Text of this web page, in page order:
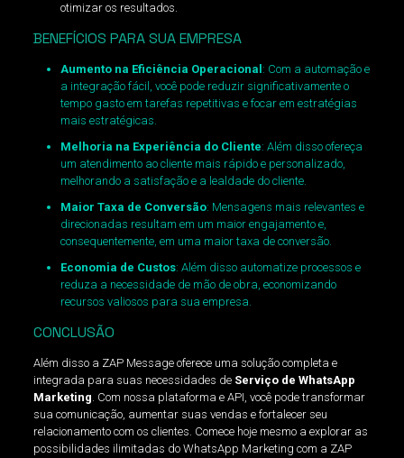
otimizar os resultados.
BENEFÍCIOS PARA SUA EMPRESA
Aumento na Eficiência Operacional : Com a automação e
a integração fácil, você pode reduzir significativamente o
tempo gasto em tarefas repetitivas e focar em estratégias
mais estratégicas.
Melhoria na Experiência do Cliente: Além disso ofereça
um atendimento ao cliente mais rápido e personalizado,
melhorando a satisfação e a lealdade do cliente.
Maior Taxa de Conversão: Mensagens mais relevantes e
direcionadas resultam em um maior engajamento e,
consequentemente, em uma maior taxa de conversão.
Economia de Custos: Além disso automatize processos e
reduza a necessidade de mão de obra, economizando
recursos valiosos para sua empresa.
CONCLUSÃO
Além disso a ZAP Message oferece uma solução completa e
integrada para suas necessidades de Serviço de WhatsApp
Marketing. Com nossa plataforma e API, você pode transformar
sua comunicação, aumentar suas vendas e fortalecer seu
relacionamento com os clientes. Comece hoje mesmo a explorar as
possibilidades ilimitadas do WhatsApp Marketing com a ZAP